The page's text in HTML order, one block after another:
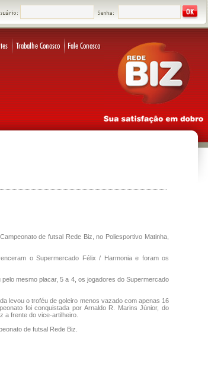
de futsal Rede Biz, no Poliesportivo Matinha,
o Supermercado Félix / Harmonia e foram os
mesmo placar, 5 a 4, os jogadores do Supermercado
levou o troféu de goleiro menos vazado com apenas 16
foi conquistada por Arnaldo R. Marins Júnior, do
a frente do vice-artilheiro.
de futsal Rede Biz.